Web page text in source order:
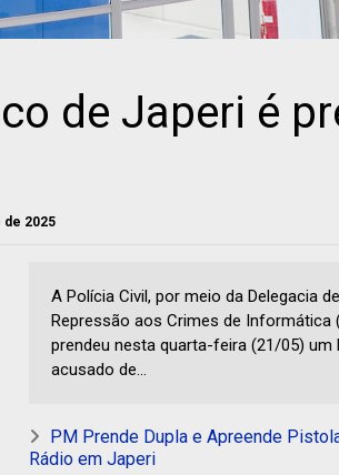
de Japeri é
de 2025
A Polícia Civil, por meio da Delegacia de
Repressão aos Crimes de Informática
prendeu nesta quarta-feira (21/05) um
acusado de...
PM Prende Dupla e Apreende
Rádio em Japeri